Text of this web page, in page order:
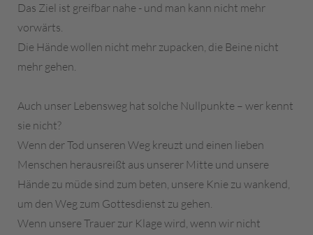
Das Ziel ist greifbar nahe - und man kann nicht mehr
vorwärts.
Die Hände wollen nicht mehr zupacken, die Beine nicht
mehr gehen.
Auch unser Lebensweg hat solche Nullpunkte – wer kennt
sie nicht?
Wenn der Tod unseren Weg kreuzt und einen lieben
Menschen herausreißt aus unserer Mitte und unsere
Hände zu müde sind zum beten, unsere Knie zu wankend,
um den Weg zum Gottesdienst zu gehen.
Wenn unsere Trauer zur Klage wird, wenn wir nicht